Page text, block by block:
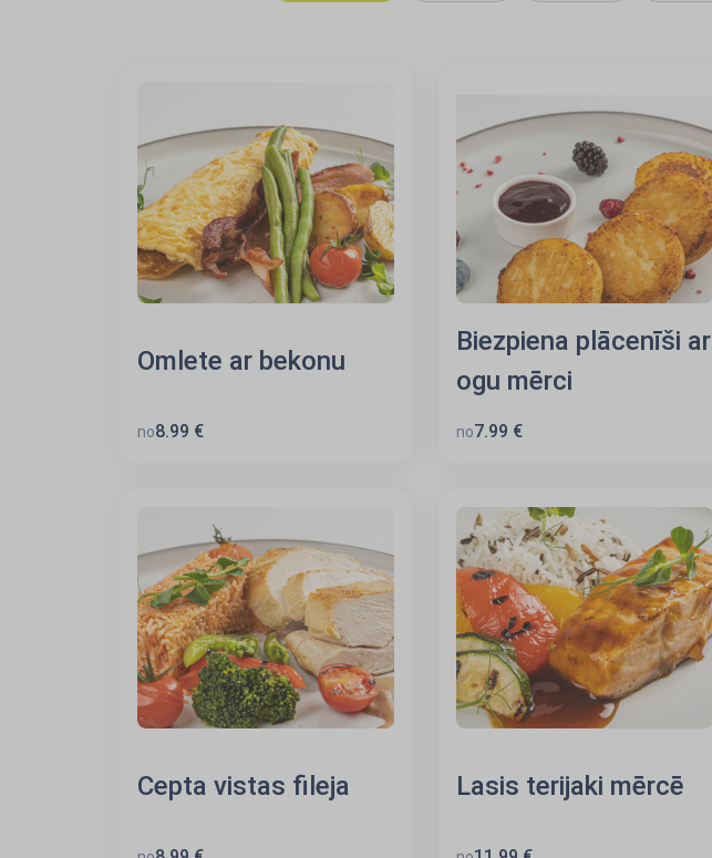
Omlete ar bekonu
no8.99 €
Biezpiena plācenīši ar
ogu mērci
no7.99 €
Cepta vistas fileja Lasis terijaki mērcē